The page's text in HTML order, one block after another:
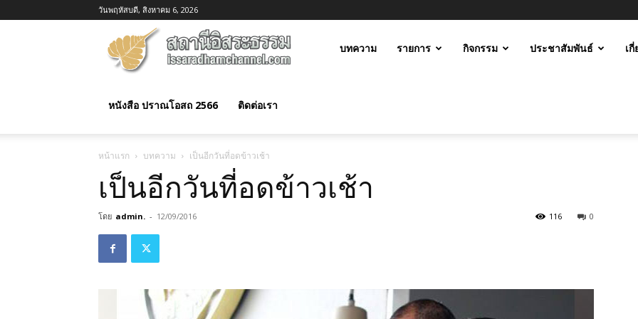
วันพฤหัสบดี, สิงหาคม 6, 2026
บทความ รายการ กิจกรรม ประชาสัมพันธ์ เ
หนังสือ ปราณโอสถ 2566 ติดต่อเรา
หน้าแรก บทความ เป็นอีกวันที่อดข้าวเช้า
เป็นอีกวันที่อดข้าวเช้า
โดย admin. - 12/09/2016 0
116